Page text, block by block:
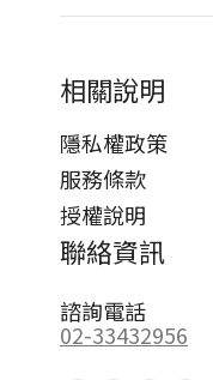
相關說明
隱私權政策
服務條款
授權說明
聯絡資訊
諮詢電話
02-33432956